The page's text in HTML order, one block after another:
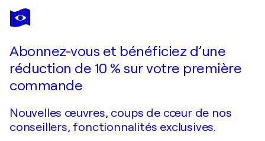
JEAN MIRRE
Amphores
Abonnez-vous et bénéficiez d’une
réduction de 10 % sur votre première
commande
Nouvelles œuvres, coups de cœur de nos
conseillers, fonctionnalités exclusives.